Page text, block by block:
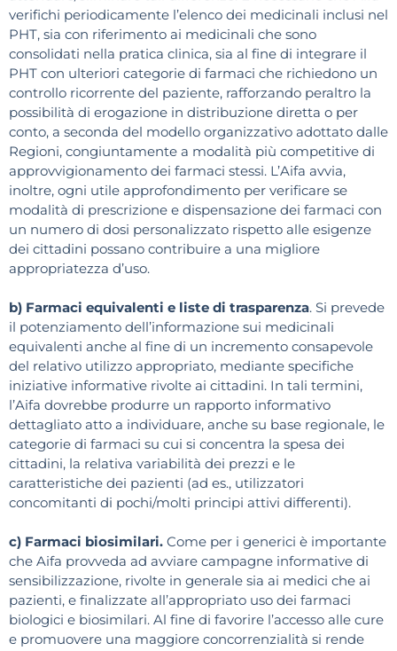
verifichi periodicamente l’elenco dei medicinali inclusi nel
PHT, sia con riferimento ai medicinali che sono
consolidati nella pratica clinica, sia al fine di integrare il
PHT con ulteriori categorie di farmaci che richiedono un
controllo ricorrente del paziente, rafforzando peraltro la
possibilità di erogazione in distribuzione diretta o per
conto, a seconda del modello organizzativo adottato dalle
Regioni, congiuntamente a modalità più competitive di
approvvigionamento dei farmaci stessi. L’Aifa avvia,
inoltre, ogni utile approfondimento per verificare se
modalità di prescrizione e dispensazione dei farmaci con
un numero di dosi personalizzato rispetto alle esigenze
dei cittadini possano contribuire a una migliore
appropriatezza d’uso.
b) Farmaci equivalenti e liste di trasparenza. Si prevede
il potenziamento dell’informazione sui medicinali
equivalenti anche al fine di un incremento consapevole
del relativo utilizzo appropriato, mediante specifiche
iniziative informative rivolte ai cittadini. In tali termini,
l’Aifa dovrebbe produrre un rapporto informativo
dettagliato atto a individuare, anche su base regionale, le
categorie di farmaci su cui si concentra la spesa dei
cittadini, la relativa variabilità dei prezzi e le
caratteristiche dei pazienti (ad es., utilizzatori
concomitanti di pochi/molti principi attivi differenti).
c) Farmaci biosimilari. Come per i generici è importante
che Aifa provveda ad avviare campagne informative di
sensibilizzazione, rivolte in generale sia ai medici che ai
pazienti, e finalizzate all’appropriato uso dei farmaci
biologici e biosimilari. Al fine di favorire l’accesso alle cure
e promuovere una maggiore concorrenzialità si rende